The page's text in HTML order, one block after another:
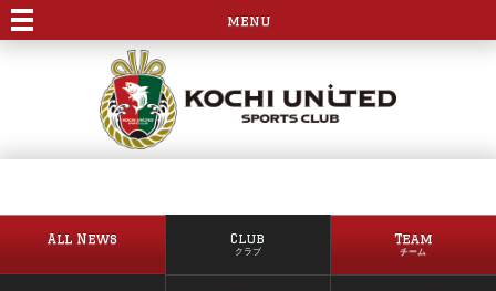
menu
All News Club
クラブ
Team
チーム